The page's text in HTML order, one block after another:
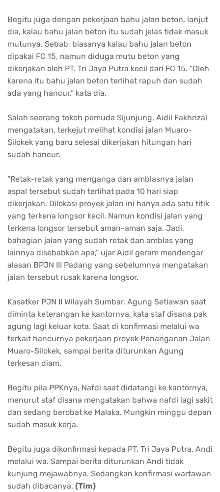
Begitu juga dengan pekerjaan bahu jalan beton, lanjut
dia, kalau bahu jalan beton itu sudah jelas tidak masuk
mutunya. Sebab, biasanya kalau bahu jalan beton
dipakai FC 15, namun diduga mutu beton yang
dikerjakan oleh PT. Tri Jaya Putra kecil dari FC 15. “Oleh
karena itu bahu jalan beton terlihat rapuh dan sudah
ada yang hancur,” kata dia.
Salah seorang tokoh pemuda Sijunjung, Aidil Fakhrizal
mengatakan, terkejut melihat kondisi jalan Muaro-
Silokek yang baru selesai dikerjakan hitungan hari
sudah hancur.
“Retak-retak yang menganga dan amblasnya jalan
aspal tersebut sudah terlihat pada 10 hari siap
dikerjakan. Dilokasi proyek jalan ini hanya ada satu titik
yang terkena longsor kecil. Namun kondisi jalan yang
terkena longsor tersebut aman-aman saja. Jadi,
bahagian jalan yang sudah retak dan amblas yang
lainnya disebabkan apa,” ujar Aidil geram mendengar
alasan BPJN III Padang yang sebelumnya mengatakan
jalan tersebut rusak karena longsor.
Kasatker PJN II Wilayah Sumbar, Agung Setiawan saat
diminta keterangan ke kantornya, kata staf disana pak
agung lagi keluar kota. Saat di konfirmasi melalui wa
terkait hancurnya pekerjaan proyek Penanganan Jalan
Muaro-Silokek, sampai berita diturunkan Agung
terkesan diam.
Begitu pila PPKnya, Nafdi saat didatangi ke kantornya,
menurut staf disana mengatakan bahwa nafdi lagi sakit
dan sedang berobat ke Malaka. Mungkin minggu depan
sudah masuk kerja.
Begitu juga dikonfirmasi kepada PT. Tri Jaya Putra, Andi
melalui wa. Sampai berita diturunkan Andi tidak
kunjung mejawabnya. Sedangkan konfirmasi wartawan
sudah dibacanya. (Tim)